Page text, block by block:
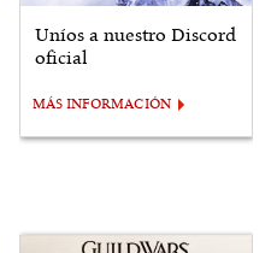
Uníos a nuestro Discord
oficial
MÁS INFORMACIÓN